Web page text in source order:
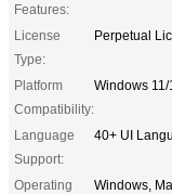
Features:
License
Type:
Perpetual
Platform
Compatibility:
Windows
Language
Support:
40+ UI
Operating
Windows,